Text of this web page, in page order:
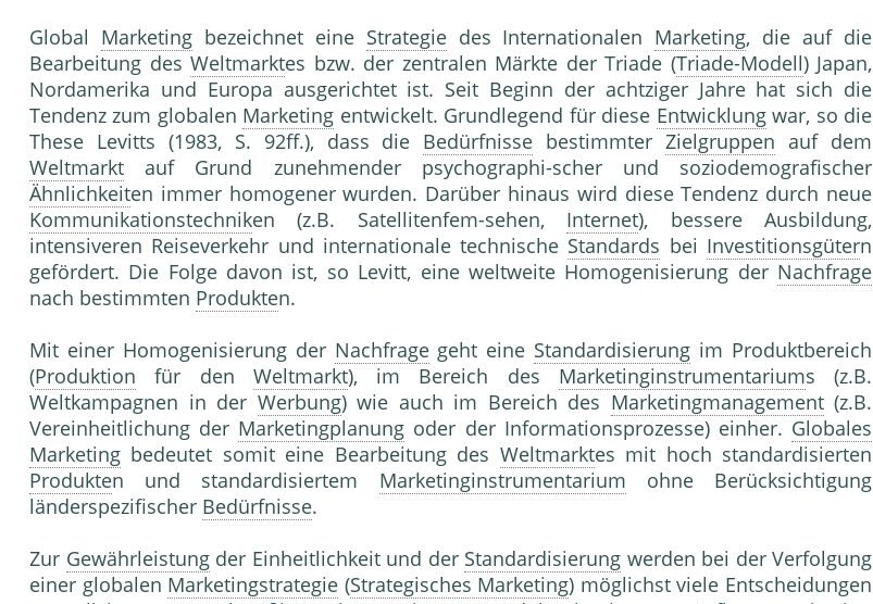
Global Marketingbezeichnet eine Strategiedes Internationalen Marketing, die auf die
Bearbeitung des Weltmarktes bzw. der zentralen Märkte der Triade (Triade-Modell) Japan,
Nordamerika und Europa ausgerichtet ist. Seit Beginn der achtziger Jahre hat sich die
Tendenz zum globalen Marketing entwickelt. Grundlegend für diese Entwicklungwar, so die
These Levitts (1983, S. 92ff.), dass die Bedürfnisse bestimmterZielgruppen auf dem
Weltmarkt auf Grund zunehmender psychographi-scher und soziodemografischer
Ähnlichkeiten immer homogener wurden. Darüber hinaus wird diese Tendenz durch neue
Kommunikationstechniken (z.B. Satellitenfem-sehen, Internet), bessere Ausbildung,
intensiveren Reiseverkehr und internationale technische Standards bei Investitionsgütern
gefördert. Die Folge davon ist, so Levitt, eine weltweite Homogenisierung der Nachfrage
nach bestimmten Produkten.
Mit einer Homogenisierung der Nachfragegeht eine Standardisierung im Produktbereich
(Produktion für den Weltmarkt), im Bereich des Marketinginstrumentariums (z.B.
Weltkampagnen in der Werbung) wie auch im Bereich des Marketingmanagement(z.B.
Vereinheitlichung der Marketingplanung oder der Informationsprozesse) einher. Globales
Marketing bedeutet somit eine Bearbeitung des Weltmarktes mit hoch standardisierten
Produkten und standardisiertem Marketinginstrumentarium ohne Berücksichtigung
länderspezifischer Bedürfnisse.
Zur Gewährleistungder Einheitlichkeit und der Standardisierung werden bei der Verfolgung
einer globalen Marketingstrategie (Strategisches Marketing) möglichst viele Entscheidungen